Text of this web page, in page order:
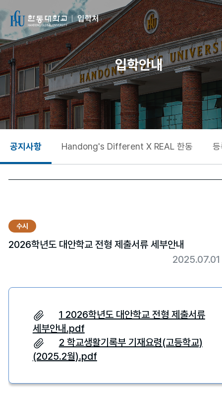
입학안내
공지사항 Handong's Different X REAL 한동
수시
2026학년도 대안학교 전형 제출서류 세부안내
1 2026학년도 대안학교 전형 제출서류
세부안내.pdf
2 학교생활기록부 기재요령(고등학교)
(2025.2월).pdf